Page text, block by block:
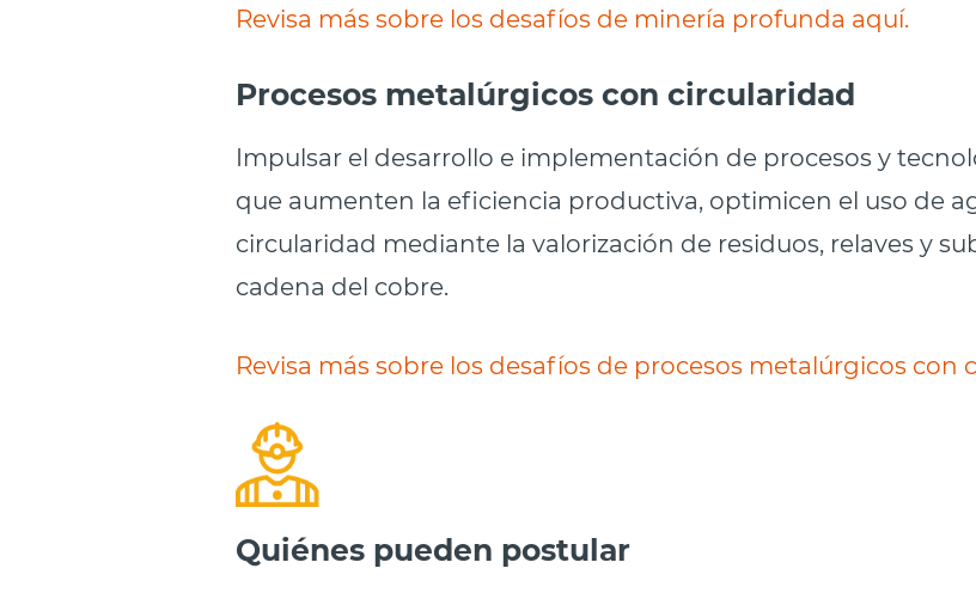
Revisa más sobre los desafíos de minería profunda aquí.
Procesos metalúrgicos con circularidad
Impulsar el desarrollo e implementación de procesos y
que aumenten la eficiencia productiva, optimicen el uso de
circularidad mediante la valorización de residuos, relaves y
cadena del cobre.
Revisa más sobre los desafíos de procesos metalúrgicos con
Quiénes pueden postular